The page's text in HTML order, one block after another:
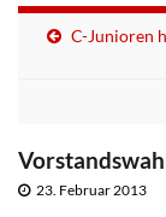
C-Junioren
23. Februar 2013